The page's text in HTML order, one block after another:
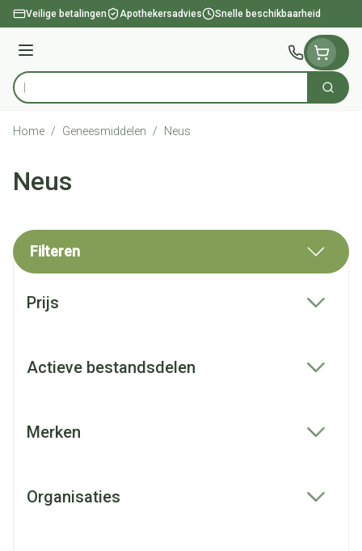
Ga naar de inhoud
Veilige betalingen Apothekersadvies Snelle beschikbaarheid
Menu
Product, merk, categorie... Zoek
Home / Geneesmiddelen / Neus
Neus
Filteren
Prijs
Actieve bestandsdelen
Merken
Organisaties